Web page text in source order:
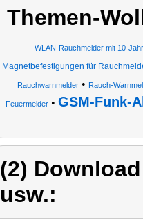
Themen-
WLAN-Rauchmelder mit 10-
Magnetbefestigungen für
Rauchwarnmelder • Rauch-
Feuermelder • GSM-Funk-
(2)
usw.: